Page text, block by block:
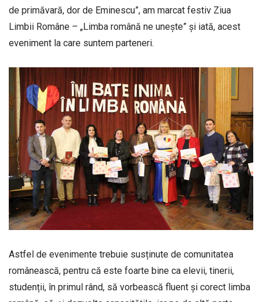
de primăvară, dor de Eminescu”, am marcat festiv Ziua
Limbii Române – „Limba română ne unește” și iată, acest
eveniment la care suntem parteneri.
Astfel de evenimente trebuie susținute de comunitatea
românească, pentru că este foarte bine ca elevii, tinerii,
studenții, în primul rând, să vorbească fluent și corect limba